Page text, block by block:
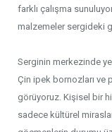
farklı çalışma
malzemeler sergideki
Serginin merkezinde
Çin ipek bornozları ve
görüyoruz. Kişisel bir
sadece kültürel